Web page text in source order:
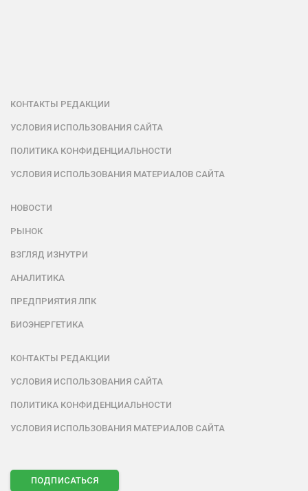
КОНТАКТЫ РЕДАКЦИИ
УСЛОВИЯ ИСПОЛЬЗОВАНИЯ САЙТА
ПОЛИТИКА КОНФИДЕНЦИАЛЬНОСТИ
УСЛОВИЯ ИСПОЛЬЗОВАНИЯ МАТЕРИАЛОВ САЙТА
НОВОСТИ
РЫНОК
ВЗГЛЯД ИЗНУТРИ
АНАЛИТИКА
ПРЕДПРИЯТИЯ ЛПК
БИОЭНЕРГЕТИКА
КОНТАКТЫ РЕДАКЦИИ
УСЛОВИЯ ИСПОЛЬЗОВАНИЯ САЙТА
ПОЛИТИКА КОНФИДЕНЦИАЛЬНОСТИ
УСЛОВИЯ ИСПОЛЬЗОВАНИЯ МАТЕРИАЛОВ САЙТА
ПОДПИСАТЬСЯ